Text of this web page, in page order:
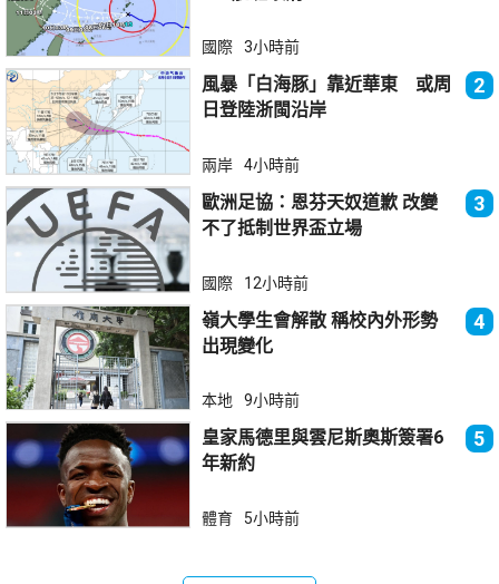
國際 3小時前
風暴「白海豚」靠近華東 或周
日登陸浙閩沿岸
2
兩岸 4小時前
歐洲足協：恩芬天奴道歉 改變
不了抵制世界盃立場
3
國際 12小時前
嶺大學生會解散 稱校內外形勢
出現變化
4
本地 9小時前
皇家馬德里與雲尼斯奧斯簽署6
年新約
5
體育 5小時前